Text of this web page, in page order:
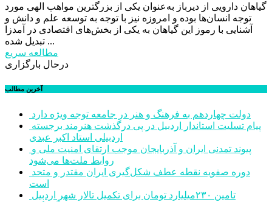
گیاهان دارویی از دیرباز به‌عنوان یکی از بزرگترین مواهب الهی مورد
توجه انسان‌ها بوده و امروزه نیز با توجه به توسعه علم و دانش و
آشنایی با رموز این گیاهان به یکی از بخش‌های اقتصادی در آمدزا
تبدیل شده ...
مطالعه سریع
درحال بارگزاری
آخرین مطالب
دولت چهاردهم به فرهنگ و هنر در جامعه توجه ویژه دارد
اردبیلی استاد اکبر عبدی
روابط ملت‌ها می‌شود
است
تامین ۲۳۰میلیارد تومان برای تکمیل تالار شهر اردبیل